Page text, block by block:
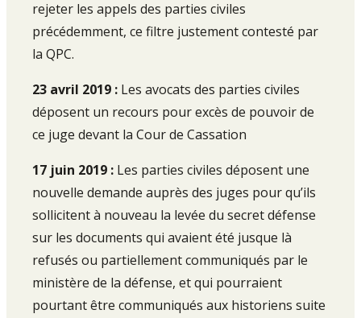
rejeter les appels des parties civiles
précédemment, ce filtre justement contesté par
la QPC.
23 avril 2019 : Les avocats des parties civiles
déposent un recours pour excès de pouvoir de
ce juge devant la Cour de Cassation
17 juin 2019 : Les parties civiles déposent une
nouvelle demande auprès des juges pour qu’ils
sollicitent à nouveau la levée du secret défense
sur les documents qui avaient été jusque là
refusés ou partiellement communiqués par le
ministère de la défense, et qui pourraient
pourtant être communiqués aux historiens suite